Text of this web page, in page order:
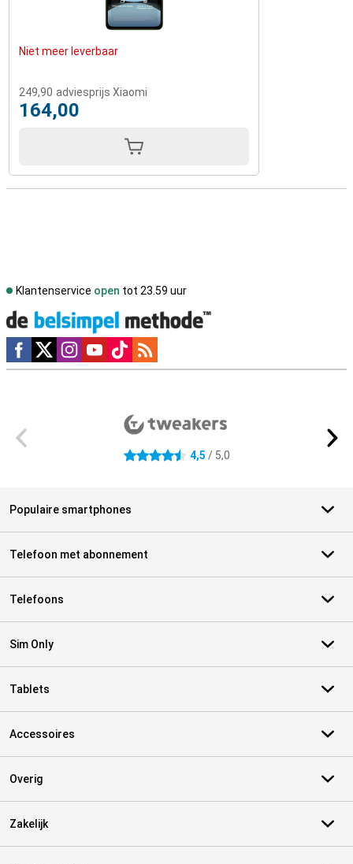
Niet meer leverbaar
249,90 adviesprijs Xiaomi
164,00
Klantenservice open tot 23.59 uur
Social media
4.5 sterren 4,5 / 5,0
Populaire smartphones
Telefoon met abonnement
Telefoons
Sim Only
Tablets
Accessoires
Overig
Zakelijk